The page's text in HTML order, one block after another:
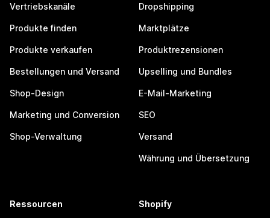
Vertriebskanäle
Produkte finden
Produkte verkaufen
Bestellungen und Versand
Shop-Design
Marketing und Conversion
Shop-Verwaltung
Dropshipping
Marktplätze
Produktrezensionen
Upselling und Bundles
E-Mail-Marketing
SEO
Versand
Währung und Übersetzung
Ressourcen Shopify